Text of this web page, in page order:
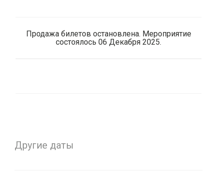
Продажа билетов остановлена. Мероприятие
состоялось 06 Декабря 2025.
Другие даты